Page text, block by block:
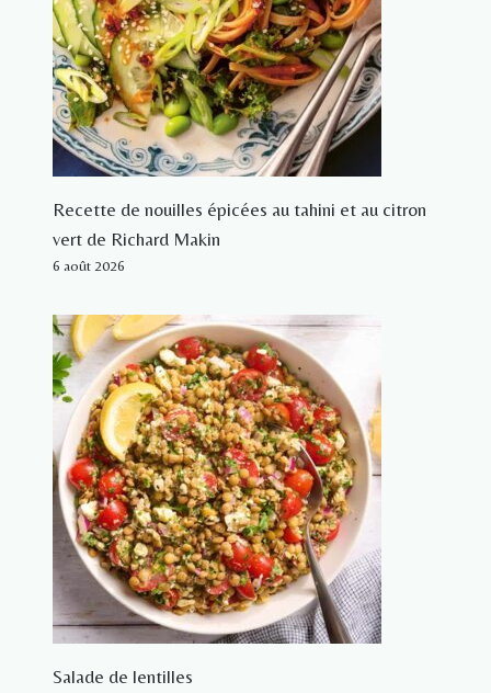
Recette de nouilles épicées au tahini et au citron
vert de Richard Makin
6 août 2026
Salade de lentilles